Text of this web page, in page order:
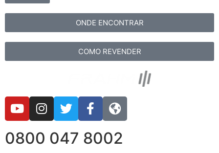
ONDE ENCONTRAR
COMO REVENDER
0800 047 8002